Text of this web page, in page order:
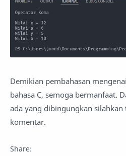
Demikian pembahasan
bahasa C, semoga bermanfaat.
ada yang dibingungkan silahkan
komentar.